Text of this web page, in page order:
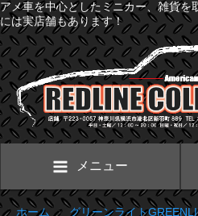
アメ車を中心としたミニカー、雑貨を
には実店舗もあります！
メニュー
ホーム>グリーンライト